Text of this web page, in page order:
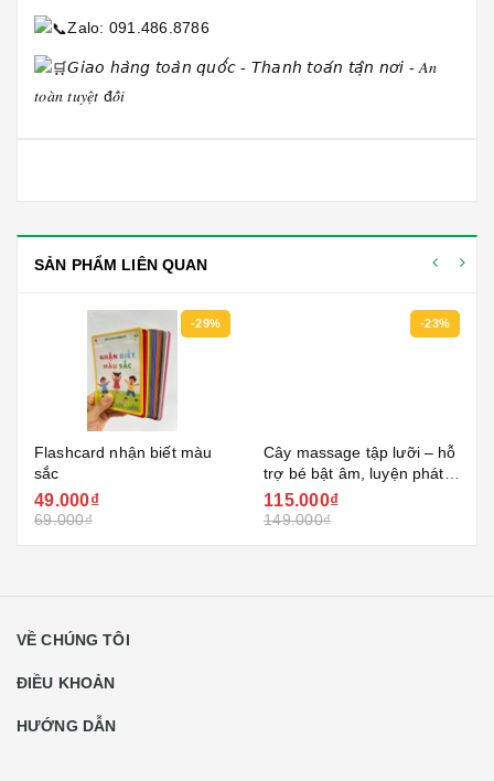
Zalo: 091.486.8786
𝘎𝘪𝘢𝘰 𝘩𝘢̀𝘯𝘨 𝘵𝘰𝘢̀𝘯 𝘲𝘶𝘰̂́𝘤 - 𝘛𝘩𝘢𝘯𝘩 𝘵𝘰𝘢́𝘯 𝘵𝘢̣̂𝘯 𝘯𝘰̛𝘪 - 𝐴𝑛
𝑡𝑜𝑎̀𝑛 𝑡𝑢𝑦𝑒̣̂𝑡 đ𝑜̂́𝑖
SẢN PHẨM LIÊN QUAN
-29%
Flashcard nhận biết màu
sắc
49.000₫
69.000₫
-23%
Cây massage tập lưỡi – hỗ
trợ bé bật âm, luyện phát
âm rõ hơn
115.000₫
149.000₫
VỀ CHÚNG TÔI
ĐIỀU KHOẢN
HƯỚNG DẪN